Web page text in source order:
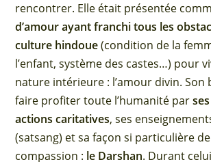
rencontrer. Elle était présentée
d’amour ayant franchi tous les
culture hindoue(condition de la
l’enfant, système des castes…) pour
nature intérieure : l’amour divin. Son
faire profiter toute l’humanité par
actions caritatives, ses
(satsang) et sa façon si particulière
compassion : le Darshan. Durant